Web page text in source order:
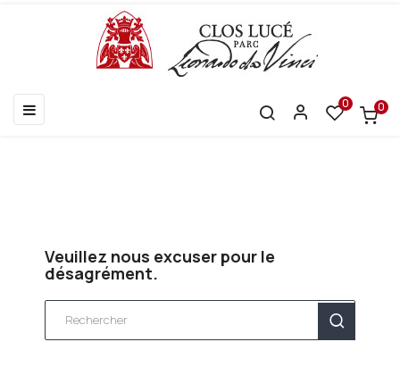
Basculer
la
☰ 0 0
Veuillez nous excuser pour le
désagrément.